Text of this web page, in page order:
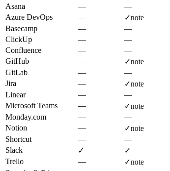
Asana
—
—
Azure DevOps
— ✓note
Basecamp
—
—
ClickUp
—
—
Confluence
—
—
GitHub
— ✓note
GitLab
—
—
Jira
— ✓note
Linear
—
—
Microsoft Teams
— ✓note
Monday.com
—
—
Notion
— ✓note
Shortcut
—
—
Slack
✓
✓
Trello
— ✓note